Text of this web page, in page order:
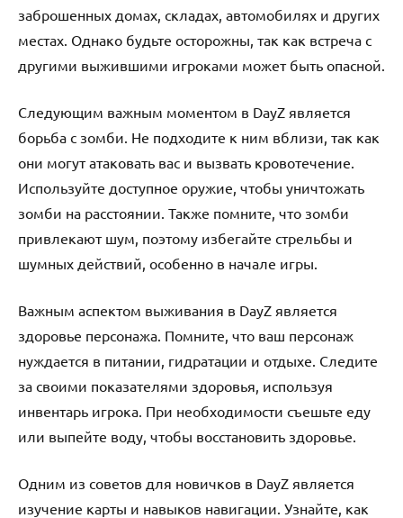
заброшенных домах, складах, автомобилях и других
местах. Однако будьте осторожны, так как встреча с
другими выжившими игроками может быть опасной.
Следующим важным моментом в DayZ является
борьба с зомби. Не подходите к ним вблизи, так как
они могут атаковать вас и вызвать кровотечение.
Используйте доступное оружие, чтобы уничтожать
зомби на расстоянии. Также помните, что зомби
привлекают шум, поэтому избегайте стрельбы и
шумных действий, особенно в начале игры.
Важным аспектом выживания в DayZ является
здоровье персонажа. Помните, что ваш персонаж
нуждается в питании, гидратации и отдыхе. Следите
за своими показателями здоровья, используя
инвентарь игрока. При необходимости съешьте еду
или выпейте воду, чтобы восстановить здоровье.
Одним из советов для новичков в DayZ является
изучение карты и навыков навигации. Узнайте, как